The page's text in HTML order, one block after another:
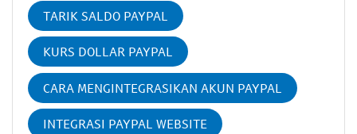
TARIK SALDO PAYPAL
KURS DOLLAR PAYPAL
CARA MENGINTEGRASIKAN AKUN PAYPAL
INTEGRASI PAYPAL WEBSITE